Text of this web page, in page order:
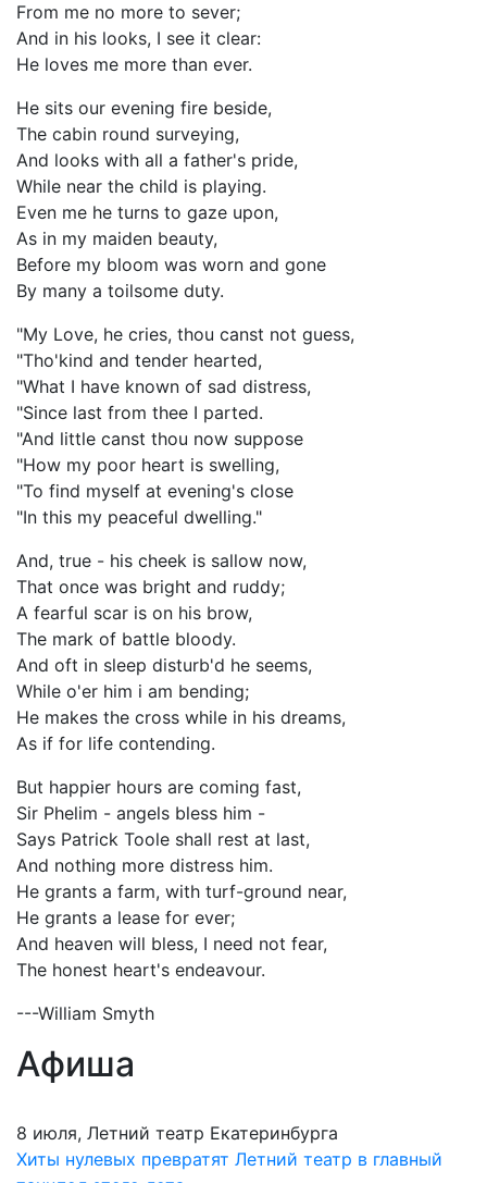
From me no more to sever;
And in his looks, I see it clear:
He loves me more than ever.
He sits our evening fire beside,
The cabin round surveying,
And looks with all a father's pride,
While near the child is playing.
Even me he turns to gaze upon,
As in my maiden beauty,
Before my bloom was worn and gone
By many a toilsome duty.
"My Love, he cries, thou canst not guess,
"Tho'kind and tender hearted,
"What I have known of sad distress,
"Since last from thee I parted.
"And little canst thou now suppose
"How my poor heart is swelling,
"To find myself at evening's close
"In this my peaceful dwelling."
And, true - his cheek is sallow now,
That once was bright and ruddy;
A fearful scar is on his brow,
The mark of battle bloody.
And oft in sleep disturb'd he seems,
While o'er him i am bending;
He makes the cross while in his dreams,
As if for life contending.
But happier hours are coming fast,
Sir Phelim - angels bless him -
Says Patrick Toole shall rest at last,
And nothing more distress him.
He grants a farm, with turf-ground near,
He grants a lease for ever;
And heaven will bless, I need not fear,
The honest heart's endeavour.
---William Smyth
Афиша
8 июля, Летний театр Екатеринбурга
Хиты нулевых превратят Летний театр в главный